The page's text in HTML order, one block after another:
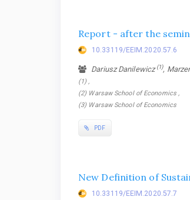
Report - after the
10.33119/EEIM.2020.57.6
Dariusz Danilewicz(1),
(1) ,
(2) Warsaw School of Economics ,
(3) Warsaw School of Economics
PDF
New Definition of
10.33119/EEIM.2020.57.7